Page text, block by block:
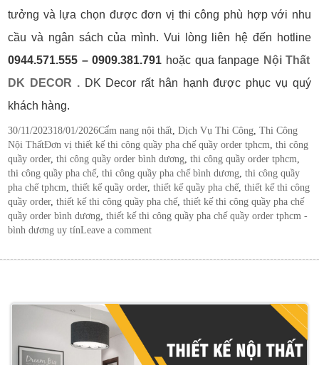
tưởng và lựa chọn được đơn vị thi công phù hợp với nhu
cầu và ngân sách của mình. Vui lòng liên hệ đến hotline
0944.571.555 – 0909.381.791 hoặc qua fanpage Nội Thất
DK DECOR . DK Decor rất hân hạnh được phục vụ quý
khách hàng.
Posted
on
30/11/202318/01/2026Categories
Cẩm nang nội thất ,Dịch Vụ Thi Công ,Thi Công
Nội ThấtTags
Đơn vị thiết kế thi công quầy pha chế quầy order tphcm ,thi công
quầy order,thi công quầy order bình dương ,thi công quầy order tphcm
thi công quầy pha chế,thi công quầy pha chế bình dương ,thi công quầy
pha chế tphcm ,thiết kế quầy order,thiết kế quầy pha chế,thiết kế thi công
quầy order,thiết kế thi công quầy pha chế,thiết kế thi công quầy pha chế
quầy order bình dương ,thiết kế thi công quầy pha chế quầy order tphcm -
bình dương uy tínLeave a comment